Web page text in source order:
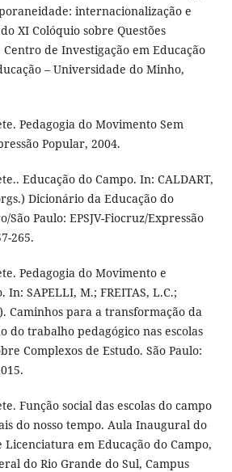
internacionalização e
XI Colóquio sobre Questões
de Investigação em Educação
– Universidade do Minho,
Pedagogia do Movimento Sem
Popular, 2004.
Educação do Campo. In: CALDART,
Dicionário da Educação do
São Paulo: EPSJV-Fiocruz/Expressão
265.
Pedagogia do Movimento e
In: SAPELLI, M.; FREITAS, L.C.;
Caminhos para a transformação da
do trabalho pedagógico nas escolas
Complexos de Estudo. São Paulo:
Função social das escolas do campo
do nosso tempo. Aula Inaugural do
Licenciatura em Educação do Campo,
do Rio Grande do Sul, Campus